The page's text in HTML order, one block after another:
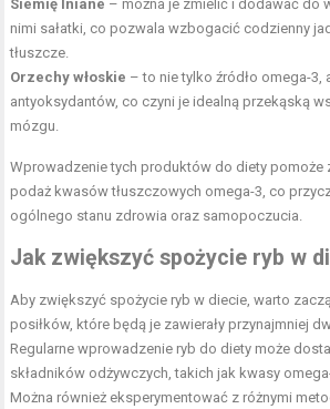
Siemię lniane – można je zmielić i dodawać do
nimi sałatki, co pozwala wzbogacić codzienny
tłuszcze.
Orzechy włoskie – to nie tylko źródło omega-3,
antyoksydantów, co czyni je idealną przekąską
mózgu.
Wprowadzenie tych produktów do diety
podaż kwasów tłuszczowych omega-3, co
ogólnego stanu zdrowia oraz samopoczucia.
Jak zwiększyć spożycie ryb w
Aby zwiększyć spożycie ryb w diecie, warto
posiłków, które będą je zawierały przynajmniej
Regularne wprowadzenie ryb do diety może
składników odżywczych, takich jak kwasy
Można również eksperymentować z różnymi